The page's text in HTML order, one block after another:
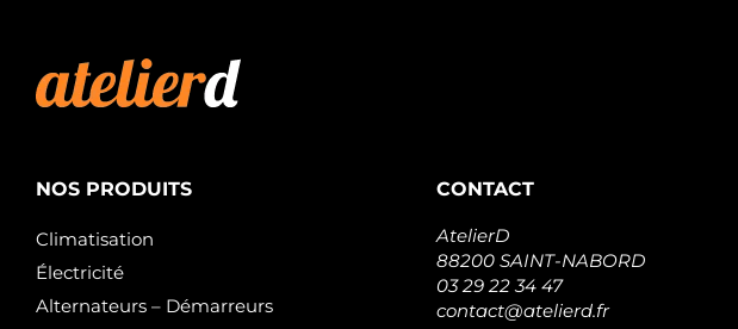
NOS PRODUITS
Climatisation
Électricité
Alternateurs – Démarreurs
CONTACT
AtelierD
88200 SAINT-NABORD
03 29 22 34 47
contact@atelierd.fr